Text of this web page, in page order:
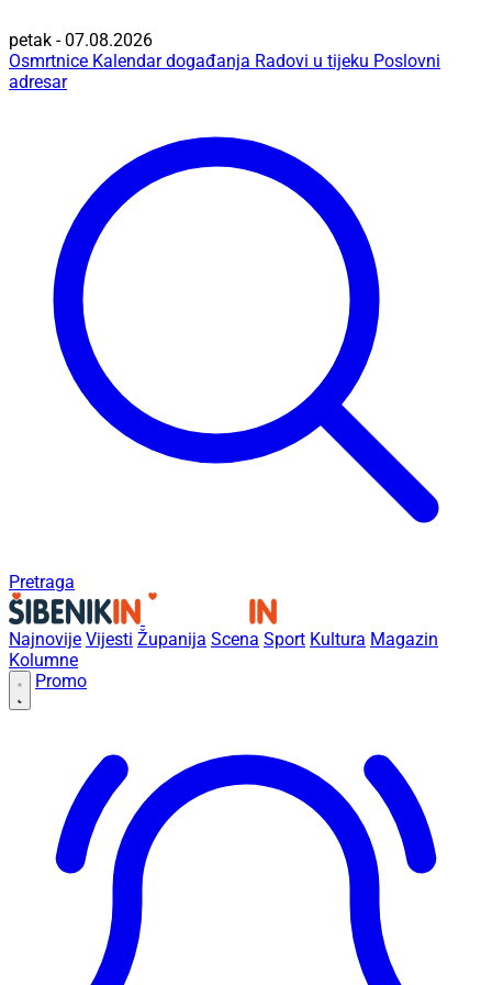
petak - 07.08.2026
Osmrtnice Kalendar događanja Radovi u tijeku Poslovni
adresar
Pretraga
Najnovije Vijesti Županija Scena Sport Kultura Magazin
Kolumne
Promo